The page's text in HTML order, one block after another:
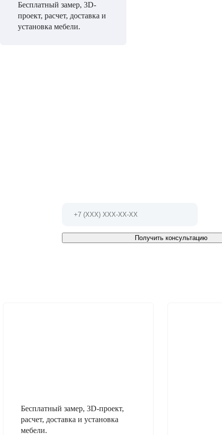
Бесплатный замер, 3D-
проект, расчет, доставка и
установка мебели.
Получить консультацию
Бесплатный замер, 3D-проект,
расчет, доставка и установка
мебели.